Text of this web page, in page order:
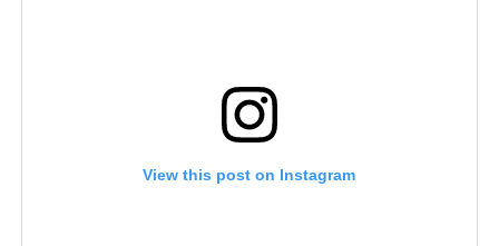
View this post on Instagram